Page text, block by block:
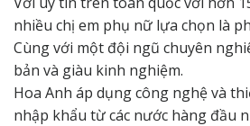
nhiều chị em phụ nữ lựa chọn là
Cùng với một đội ngũ chuyên
bản và giàu kinh nghiệm.
Hoa Anh áp dụng công nghệ và
nhập khẩu từ các nước hàng đầu